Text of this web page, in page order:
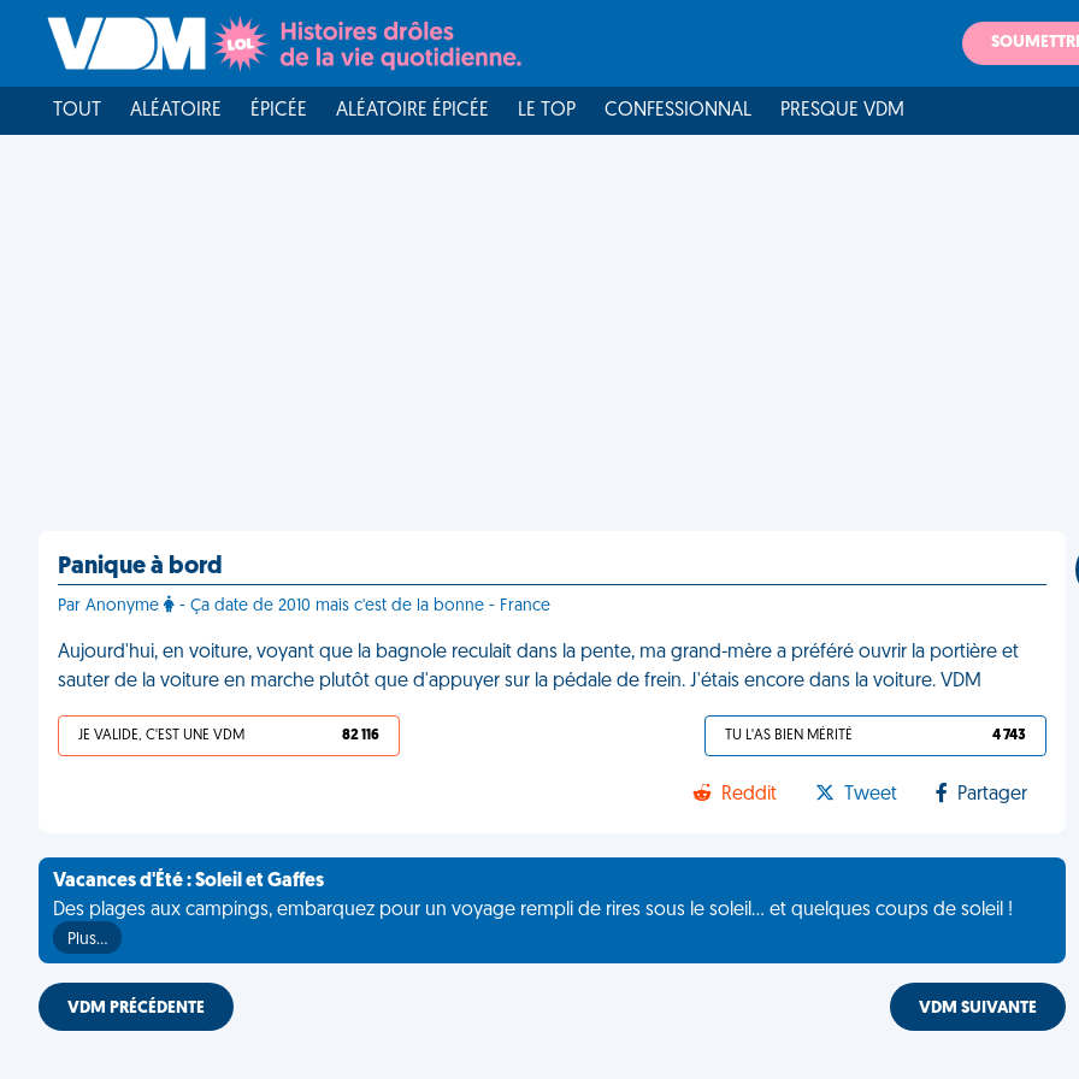
TOUT ALÉATOIRE ÉPICÉE ALÉATOIRE ÉPICÉE LE TOP CONFESSIONNAL PRESQUE VDM
Panique à bord
Par Anonyme - Ça date de 2010 mais c'est de la bonne - France
Aujourd'hui, en voiture, voyant que la bagnole reculait dans la pente, ma grand-mère a préféré ouvrir la portière et
sauter de la voiture en marche plutôt que d'appuyer sur la pédale de frein. J'étais encore dans la voiture. VDM
JE VALIDE, C'EST UNE VDM 82 116 TU L'AS BIEN MÉRITÉ 4 743
Reddit Tweet Partager
Vacances d'Été : Soleil et Gaffes
Des plages aux campings, embarquez pour un voyage rempli de rires sous le soleil... et quelques coups de soleil !
Plus…
VDM PRÉCÉDENTE VDM SUIVANTE